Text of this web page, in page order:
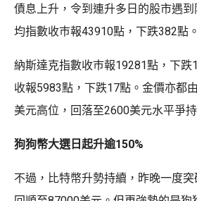
債息上升，令到連升多日的股市遇
均指數收巿報43910點，下跌382點。
納斯達克指數收巿報19281點，下跌
收報5983點，下跌17點。金價亦都
美元高位，回落至2600美元水平爭持
狗狗幣大選日起升逾150%
不過，比特幣升勢持續，昨晚一度